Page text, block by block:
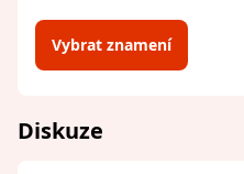
Vybrat znamení
Diskuze